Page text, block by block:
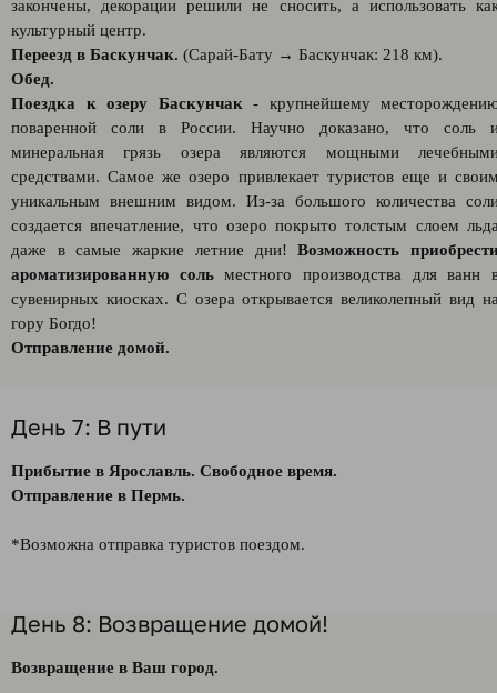
закончены, декорации решили не сносить, а использовать
культурный центр.
Переезд в Баскунчак. (Сарай-Бату → Баскунчак: 218 км).
Обед.
Поездка к озеру Баскунчак - крупнейшему
поваренной соли в России. Научно доказано, что соль
минеральная грязь озера являются мощными
средствами. Самое же озеро привлекает туристов еще и
уникальным внешним видом. Из-за большого количества
создается впечатление, что озеро покрыто толстым слоем
даже в самые жаркие летние дни!Возможность
ароматизированную сольместного производства для ванн
сувенирных киосках. С озера открывается великолепный вид
гору Богдо!
Отправление домой.
День 7: В пути
Прибытие в Ярославль. Свободное время.
Отправление в Пермь.
*Возможна отправка туристов поездом.
День 8: Возвращение домой!
Возвращение в Ваш город.